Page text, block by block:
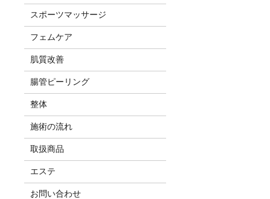
スポーツマッサージ
フェムケア
肌質改善
腸管ピーリング
整体
施術の流れ
取扱商品
エステ
お問い合わせ